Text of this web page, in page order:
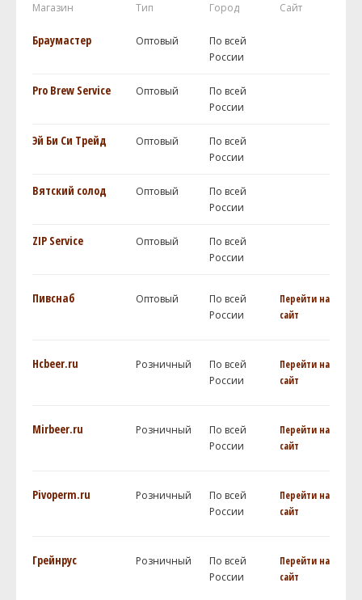
Магазин Тип Город Сайт
Браумастер Оптовый
По всей
России
Pro Brew Service Оптовый
По всей
России
Эй Би Си Трейд Оптовый
По всей
России
Вятский солод Оптовый
По всей
России
ZIP Service Оптовый
По всей
России
Пивснаб Оптовый
По всей
России
Перейти на
сайт
Hcbeer.ru Розничный
По всей
России
Перейти на
сайт
Mirbeer.ru Розничный
По всей
России
Перейти на
сайт
Pivoperm.ru Розничный
По всей
России
Перейти на
сайт
Грейнрус Розничный
По всей
России
Перейти на
сайт